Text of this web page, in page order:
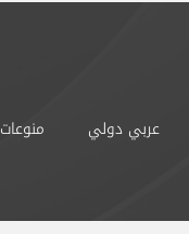
عربي دولي منوعات